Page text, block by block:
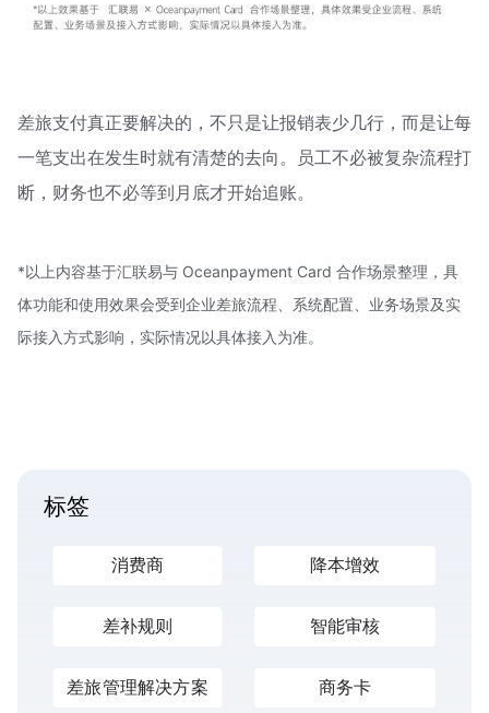
差旅支付真正要解决的，不只是让报销表少几行，而是让每
一笔支出在发生时就有清楚的去向。员工不必被复杂流程打
断，财务也不必等到月底才开始追账。
*以上内容基于汇联易与 Oceanpayment Card 合作场景整理，具
体功能和使用效果会受到企业差旅流程、系统配置、业务场景及实
际接入方式影响，实际情况以具体接入为准。
标签
消费商 降本增效
差补规则 智能审核
差旅管理解决方案 商务卡